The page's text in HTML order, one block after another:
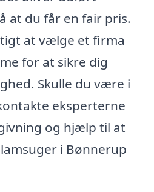
at du får en fair pris.
at vælge et firma
for at sikre dig
Skulle du være i
eksperterne
og hjælp til at
i Bønnerup